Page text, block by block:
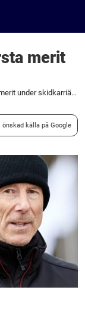
merit
Ingemar Stenmarks största merit under skidkarriären
källa på Google